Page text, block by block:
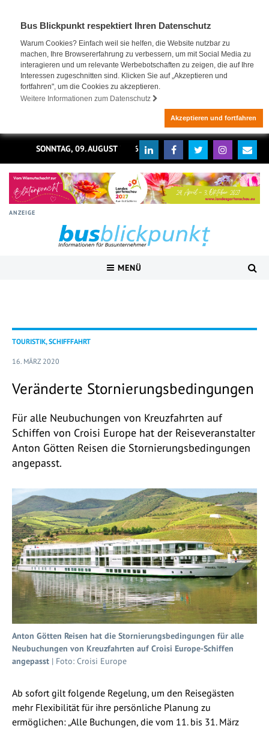
Bus Blickpunkt respektiert Ihren Datenschutz
Warum Cookies? Einfach weil sie helfen, die Website nutzbar zu
machen, Ihre Browsererfahrung zu verbessern, um mit Social Media zu
interagieren und um relevante Werbebotschaften zu zeigen, die auf Ihre
Interessen zugeschnitten sind. Klicken Sie auf „Akzeptieren und
fortfahren", um die Cookies zu akzeptieren.
Weitere Informationen zum Datenschutz
Akzeptieren und fortfahren
SONNTAG, 09. AUGUST 2026
ANZEIGE
MENÜ
TOURISTIK, SCHIFFFAHRT
16. MÄRZ 2020
Veränderte Stornierungsbedingungen
Für alle Neubuchungen von Kreuzfahrten auf
Schiffen von Croisi Europe hat der Reiseveranstalter
Anton Götten Reisen die Stornierungsbedingungen
angepasst.
Anton Götten Reisen hat die Stornierungsbedingungen für alle
Neubuchungen von Kreuzfahrten auf Croisi Europe-Schiffen
angepasst | Foto: Croisi Europe
Ab sofort gilt folgende Regelung, um den Reisegästen
mehr Flexibilität für ihre persönliche Planung zu
ermöglichen: „Alle Buchungen, die vom 11. bis 31. März